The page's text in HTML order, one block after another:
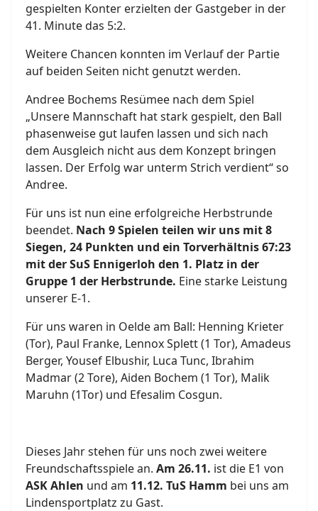
gespielten Konter erzielten der Gastgeber in der
41. Minute das 5:2.
Weitere Chancen konnten im Verlauf der Partie
auf beiden Seiten nicht genutzt werden.
Andree Bochems Resümee nach dem Spiel
„Unsere Mannschaft hat stark gespielt, den Ball
phasenweise gut laufen lassen und sich nach
dem Ausgleich nicht aus dem Konzept bringen
lassen. Der Erfolg war unterm Strich verdient“ so
Andree.
Für uns ist nun eine erfolgreiche Herbstrunde
beendet. Nach 9 Spielen teilen wir uns mit 8
Siegen, 24 Punkten und ein Torverhältnis 67:23
mit der SuS Ennigerloh den 1. Platz in der
Gruppe 1 der Herbstrunde. Eine starke Leistung
unserer E-1.
Für uns waren in Oelde am Ball: Henning Krieter
(Tor), Paul Franke, Lennox Splett (1 Tor), Amadeus
Berger, Yousef Elbushir, Luca Tunc, Ibrahim
Madmar (2 Tore), Aiden Bochem (1 Tor), Malik
Maruhn (1Tor) und Efesalim Cosgun.
Dieses Jahr stehen für uns noch zwei weitere
Freundschaftsspiele an. Am 26.11. ist die E1 von
ASK Ahlen und am 11.12. TuS Hamm bei uns am
Lindensportplatz zu Gast.